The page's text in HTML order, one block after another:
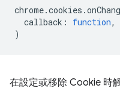
chrome.cookies .
callback : function,
)
在設定或移除 Cookie 時